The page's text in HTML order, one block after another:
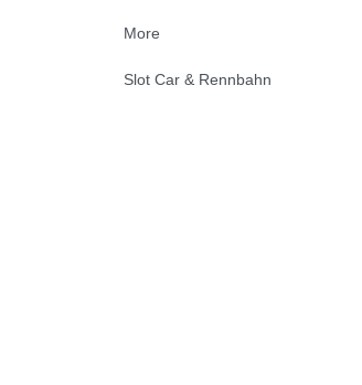
More
Slot Car & Rennbahn